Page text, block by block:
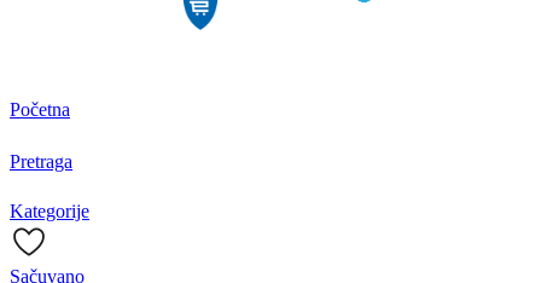
Početna
Pretraga
Kategorije
Sačuvano